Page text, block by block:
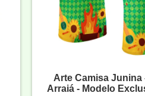
Arte Camisa Junina
Arraiá - Modelo